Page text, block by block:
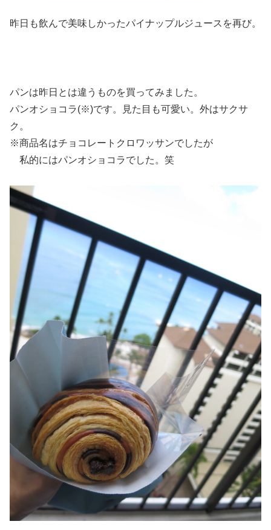
昨日も飲んで美味しかったパイナップルジュースを再び。
パンは昨日とは違うものを買ってみました。
パンオショコラ(※)です。見た目も可愛い。外はサクサ
ク。
※商品名はチョコレートクロワッサンでしたが
私的にはパンオショコラでした。笑